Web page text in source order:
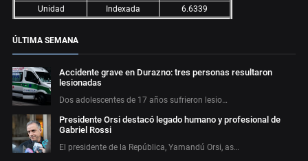
Unidad
Indexada 6.6339
ÚLTIMA SEMANA
Accidente grave en Durazno: tres personas resultaron
lesionadas
Dos adolescentes de 17 años sufrieron lesio…
Presidente Orsi destacó legado humano y profesional de
Gabriel Rossi
El presidente de la República, Yamandú Orsi, as…